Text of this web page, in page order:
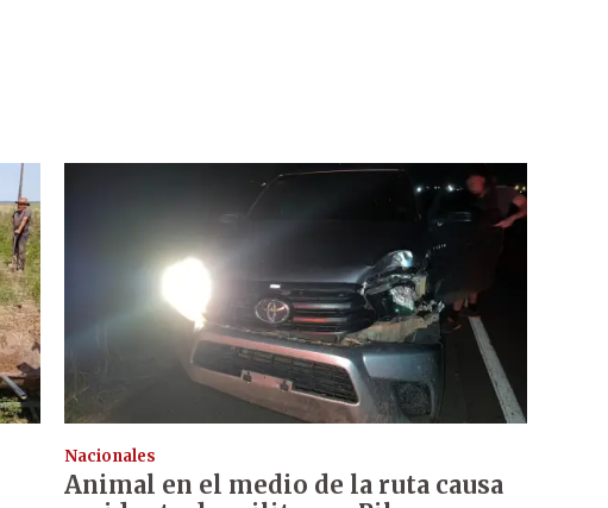
Nacionales
Animal en el medio de la ruta causa